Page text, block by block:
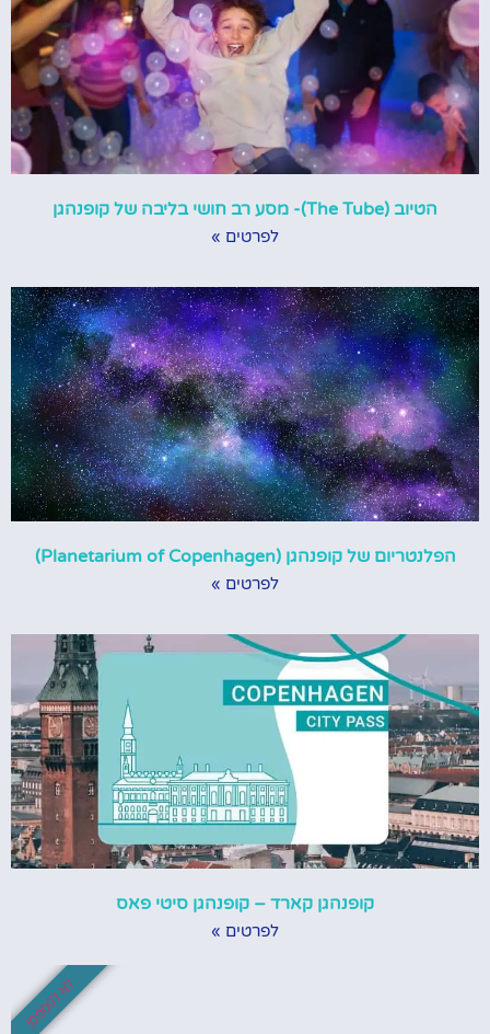
הטיוב (The Tube)- מסע רב חושי בליבה של קופנהגן
לפרטים »
הפלנטריום של קופנהגן (Planetarium of Copenhagen)
לפרטים »
קופנהגן קארד – קופנהגן סיטי פאס
לפרטים »
לא לפספס!